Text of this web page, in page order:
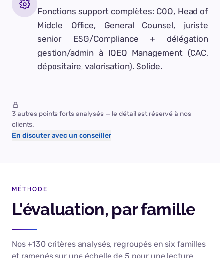
Fonctions support complètes: COO, Head of
Middle Office, General Counsel, juriste
senior ESG/Compliance + délégation
gestion/admin à IQEQ Management (CAC,
dépositaire, valorisation). Solide.
3 autres points forts analysés — le détail est réservé à nos
clients.
En discuter avec un conseiller
MÉTHODE
L'évaluation, par famille
Nos +130 critères analysés, regroupés en six familles
et ramenés sur une échelle de 5 pour une lecture